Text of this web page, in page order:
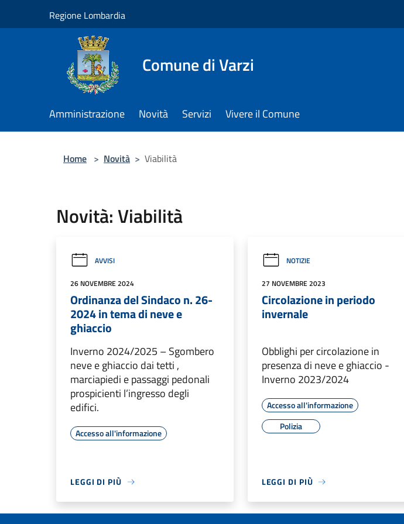
Regione Lombardia
Comune di Varzi
Amministrazione Novità Servizi Vivere il Comune
Home > Novità > Viabilità
Novità: Viabilità
AVVISI
26 NOVEMBRE 2024
Ordinanza del Sindaco n. 26-
2024 in tema di neve e
ghiaccio
Inverno 2024/2025 – Sgombero
neve e ghiaccio dai tetti ,
marciapiedi e passaggi pedonali
prospicienti l’ingresso degli
edifici.
Accesso all'informazione
LEGGI DI PIÙ
NOTIZIE
27 NOVEMBRE 2023
Circolazione in periodo
invernale
Obblighi per circolazione in
presenza di neve e ghiaccio -
Inverno 2023/2024
Accesso all'informazione
Polizia
LEGGI DI PIÙ